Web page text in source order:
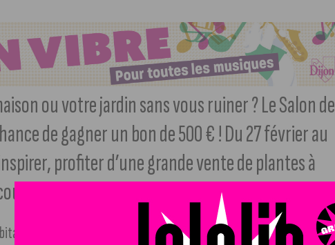
ou votre jardin sans vous ruiner ? Le Salon de
de gagner un bon de 500 € ! Du 27 février au
profiter d’une grande vente de plantes à
de boost à vos projets maison et jardin.
2026 à Dijon vous offre une occasion unique de donner vie à vos